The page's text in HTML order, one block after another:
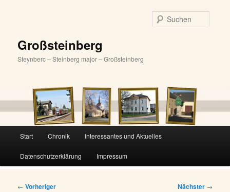
Großsteinberg
Steynberc – Steinberg major – Großsteinberg
Start Chronik Interessantes und Aktuelles
Datenschutzerklärung Impressum
Beitragsnavigation
← Vorheriger Nächster →